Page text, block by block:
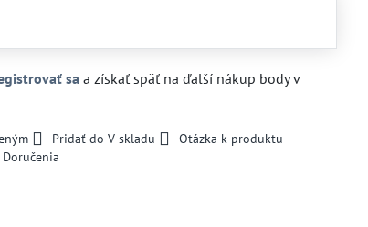
sa a získať späť na ďalší nákup body v
Pridať do V-skladu
Otázka k produktu
Doručenia